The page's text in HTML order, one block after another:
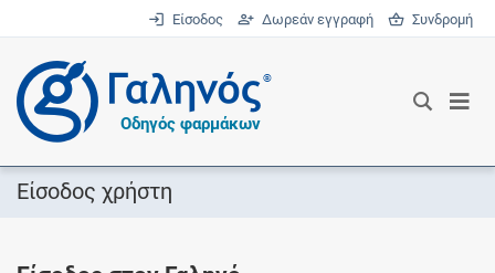
Είσοδος Δωρεάν εγγραφή Συνδρομή
®
Οδηγός φαρμάκων
Είσοδος χρήστη